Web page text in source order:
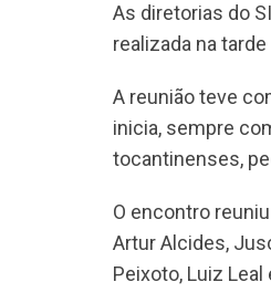
As diretorias do
realizada na
A reunião teve
inicia, sempre
tocantinenses,
O encontro
Artur Alcides,
Peixoto, Luiz Leal